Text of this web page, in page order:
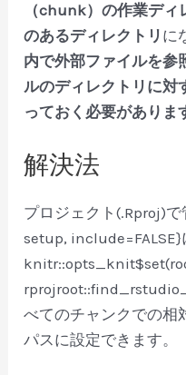
（chunk）の作業デ
のあるディレクトリ に
内で外部ファイルを参
ルのディレクトリに対
っておく必要がありま
解決法
プロジェクト(.Rproj)
setup, include=FALSE}
べてのチャンクでの相
パスに設定できます。